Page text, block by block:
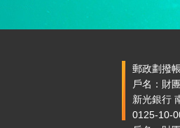
郵政劃撥
戶名：財
新光銀行
0125-10-